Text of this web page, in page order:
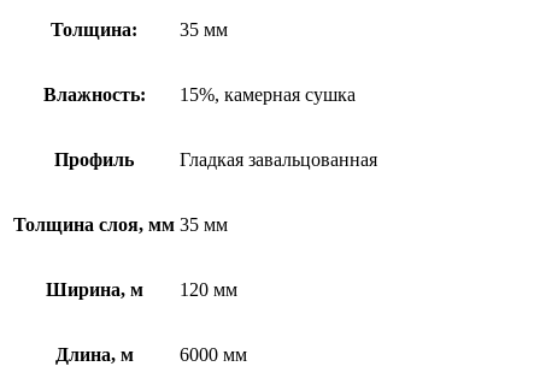
Толщина: 35 мм
Влажность: 15%, камерная сушка
Профиль Гладкая завальцованная
Толщина слоя, мм 35 мм
Ширина, м 120 мм
Длина, м 6000 мм